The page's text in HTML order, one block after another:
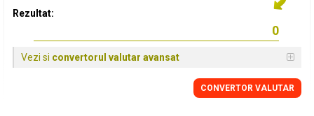
Rezultat:
Vezi si convertorul valutar avansat
CONVERTOR VALUTAR